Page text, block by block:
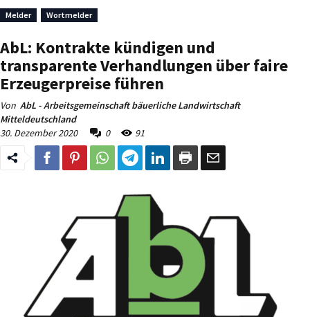
Melder Wortmelder
AbL: Kontrakte kündigen und
transparente Verhandlungen über faire
Erzeugerpreise führen
Von AbL - Arbeitsgemeinschaft bäuerliche Landwirtschaft
Mitteldeutschland
30. Dezember 2020
0 91